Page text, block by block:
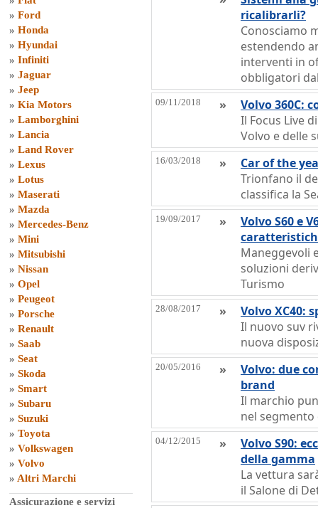
» Ford
» Honda
» Hyundai
» Infiniti
» Jaguar
» Jeep
» Kia Motors
» Lamborghini
» Lancia
» Land Rover
» Lexus
» Lotus
» Maserati
» Mazda
» Mercedes-Benz
» Mini
» Mitsubishi
» Nissan
» Opel
» Peugeot
» Porsche
» Renault
» Saab
» Seat
» Skoda
» Smart
» Subaru
» Suzuki
» Toyota
» Volkswagen
» Volvo
» Altri Marchi
Assicurazione e servizi
ricalibrarli?
Conosciamo
estendendo
interventi in
obbligatori
09/11/2018 »
Volvo 360C:
Il Focus Live
Volvo e delle
16/03/2018 »
Car of the
Trionfano il
classifica la
19/09/2017 »
Volvo S60 e
Maneggevoli
soluzioni
Turismo
28/08/2017 »
Volvo XC40:
Il nuovo suv
nuova
20/05/2016 »
Volvo: due
brand
Il marchio
nel
04/12/2015 »
Volvo S90:
della gamma
La vettura
il Salone di